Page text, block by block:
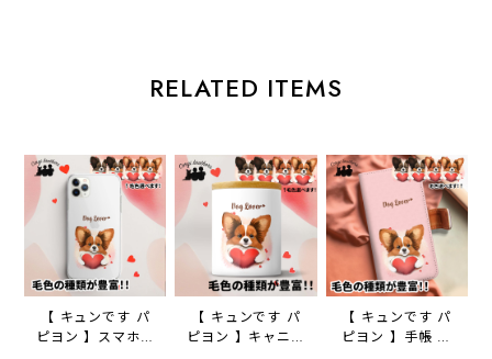
RELATED ITEMS
【 キュンです パ
ピヨン 】スマホケ
【 キュンです パ
ピヨン 】キャニス
【 キュンです パ
ピヨン 】手帳 ス